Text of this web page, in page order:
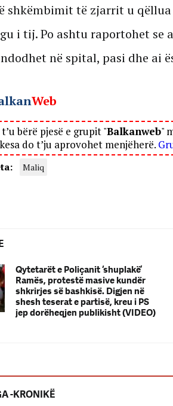
shkëmbimit të zjarrit u
i tij. Po ashtu raportohet se
në spital, pasi dhe ai
Web
bërë pjesë e grupit "Balkanweb"
do t’ju aprovohet menjëherë.
Maliq
Qytetarët e Poliçanit ‘shuplakë’
Ramës, protestë masive kundër
shkrirjes së bashkisë. Digjen në
shesh teserat e partisë, kreu i PS
jep dorëheqjen publikisht (VIDEO)
-KRONIKË